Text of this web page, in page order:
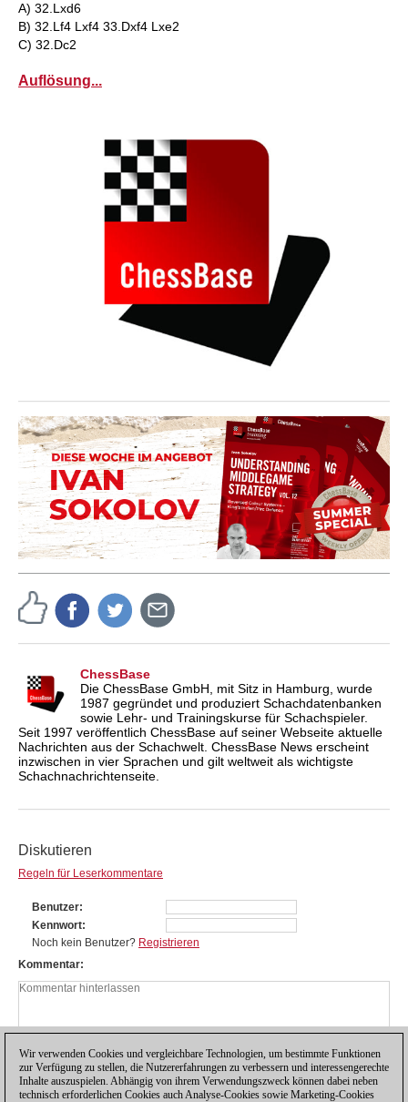
A) 32.Lxd6
B) 32.Lf4 Lxf4 33.Dxf4 Lxe2
C) 32.Dc2
Auflösung...
ChessBase
Die ChessBase GmbH, mit Sitz in Hamburg, wurde
1987 gegründet und produziert Schachdatenbanken
sowie Lehr- und Trainingskurse für Schachspieler.
Seit 1997 veröffentlich ChessBase auf seiner Webseite aktuelle
Nachrichten aus der Schachwelt. ChessBase News erscheint
inzwischen in vier Sprachen und gilt weltweit als wichtigste
Schachnachrichtenseite.
Diskutieren
Regeln für Leserkommentare
Benutzer
Kennwort
Noch kein Benutzer? Registrieren
Kommentar
Wir verwenden Cookies und vergleichbare Technologien, um bestimmte Funktionen
zur Verfügung zu stellen, die Nutzererfahrungen zu verbessern und interessengerechte
Inhalte auszuspielen. Abhängig von ihrem Verwendungszweck können dabei neben
technisch erforderlichen Cookies auch Analyse-Cookies sowie Marketing-Cookies